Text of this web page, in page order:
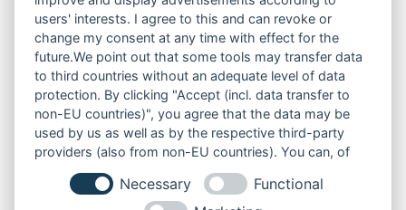
FÜR SCHLAMMWASSER
FÜR ABWASSER
FÜR RESTWASSER
LINKS
ÜBER UNS
PRODUKTE
users' interests. I agree to this and can revoke or
change my consent at any time with effect for the
future.We point out that some tools may transfer data
to third countries without an adequate level of data
protection. By clicking "Accept (incl. data transfer to
non-EU countries)", you agree that the data may be
used by us as well as by the respective third-party
providers (also from non-EU countries). You can, of
course, change your cookie settings at any time.
Necessary
Functional